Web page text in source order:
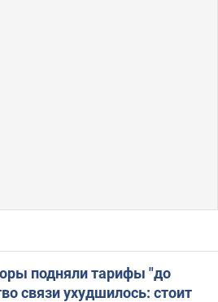
подняли тарифы "до
связи ухудшилось: стоит